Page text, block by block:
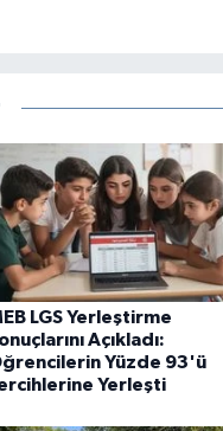
LGS Yerleştirme
Açıkladı:
Yüzde 93'ü
Yerleşti